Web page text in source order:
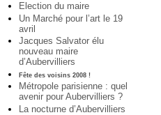
Election du maire
Un Marché pour l’art le 19
avril
Jacques Salvator élu
nouveau maire
d’Aubervilliers
Fête des voisins 2008 !
Métropole parisienne : quel
avenir pour Aubervilliers ?
La nocturne d’Aubervilliers